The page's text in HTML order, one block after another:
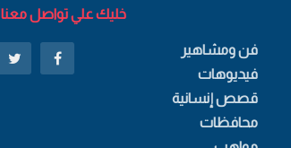
فن ومشاهير
فيديوهات
قصص إنسانية
محافظات
خليك علي تواصل معنا